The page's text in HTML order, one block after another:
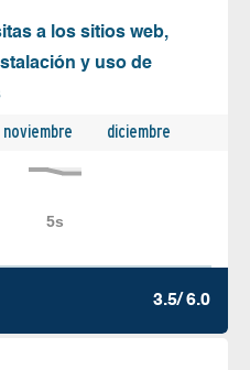
a los sitios web,
y uso de
noviembre diciembre
3.5/ 6.0